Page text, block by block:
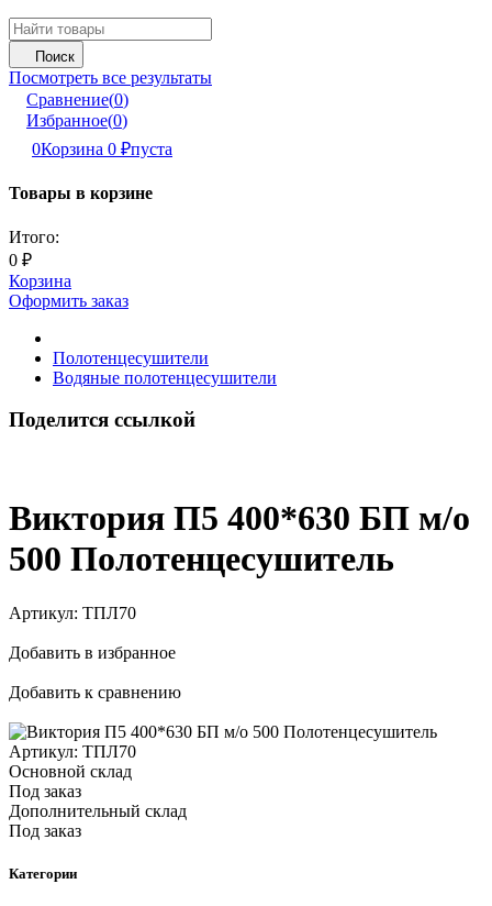
Поиск
Посмотреть все результаты
Сравнение(0)
Избранное(0)
0Корзина 0 ₽пуста
Товары в корзине
Итого:
0 ₽
Корзина
Оформить заказ
Полотенцесушители
Водяные полотенцесушители
Поделится ссылкой
Виктория П5 400*630 БП м/о
500 Полотенцесушитель
Артикул: ТПЛ70
Добавить в избранное
Добавить к сравнению
Артикул: ТПЛ70
Основной склад
Под заказ
Дополнительный склад
Под заказ
Категории